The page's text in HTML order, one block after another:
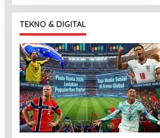
TEKNO & DIGITAL